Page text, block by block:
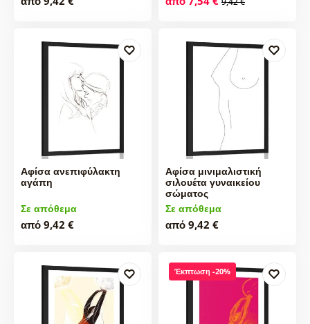
Αφίσα ανεπιφύλακτη
αγάπη
Σε απόθεμα
από 9,42 €
Αφίσα μινιμαλιστική
σιλουέτα γυναικείου
σώματος
Σε απόθεμα
από 9,42 €
Έκπτωση -20%